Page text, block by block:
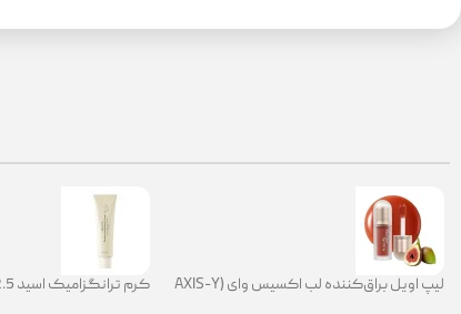
لیپ اویل براق‌کننده لب اکسیس وای (AXIS-Y